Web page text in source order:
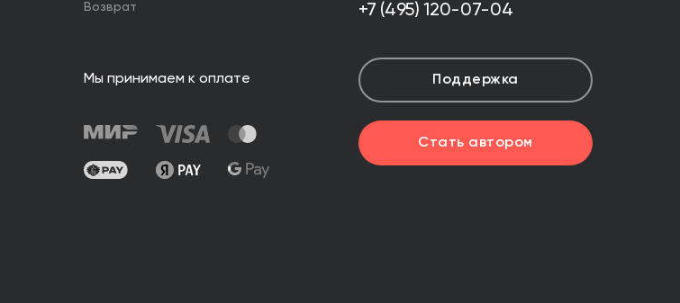
Возврат
Мы принимаем к оплате
+7 (495) 120-07-04
Поддержка
Стать автором